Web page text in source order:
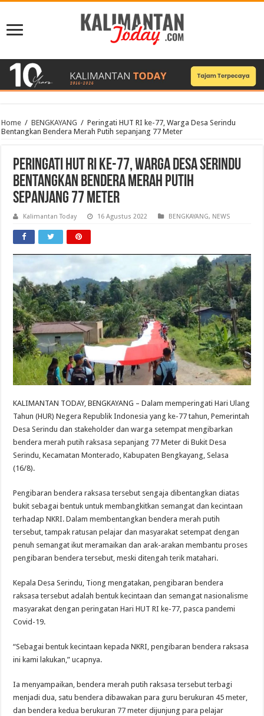
Home / BENGKAYANG / Peringati HUT RI ke-77, Warga Desa Serindu
Bentangkan Bendera Merah Putih sepanjang 77 Meter
Peringati HUT RI ke-77, Warga Desa Serindu
Bentangkan Bendera Merah Putih
sepanjang 77 Meter
Kalimantan Today 16 Agustus 2022 BENGKAYANG, NEWS
KALIMANTAN TODAY, BENGKAYANG – Dalam memperingati Hari Ulang
Tahun (HUR) Negera Republik Indonesia yang ke-77 tahun, Pemerintah
Desa Serindu dan stakeholder dan warga setempat mengibarkan
bendera merah putih raksasa sepanjang 77 Meter di Bukit Desa
Serindu, Kecamatan Monterado, Kabupaten Bengkayang, Selasa
(16/8).
Pengibaran bendera raksasa tersebut sengaja dibentangkan diatas
bukit sebagai bentuk untuk membangkitkan semangat dan kecintaan
terhadap NKRI. Dalam membentangkan bendera merah putih
tersebut, tampak ratusan pelajar dan masyarakat setempat dengan
penuh semangat ikut meramaikan dan arak-arakan membantu proses
pengibaran bendera tersebut, meski ditengah terik matahari.
Kepala Desa Serindu, Tiong mengatakan, pengibaran bendera
raksasa tersebut adalah bentuk kecintaan dan semangat nasionalisme
masyarakat dengan peringatan Hari HUT RI ke-77, pasca pandemi
Covid-19.
“Sebagai bentuk kecintaan kepada NKRI, pengibaran bendera raksasa
ini kami lakukan,” ucapnya.
Ia menyampaikan, bendera merah putih raksasa tersebut terbagi
menjadi dua, satu bendera dibawakan para guru berukuran 45 meter,
dan bendera kedua berukuran 77 meter dijunjung para pelajar